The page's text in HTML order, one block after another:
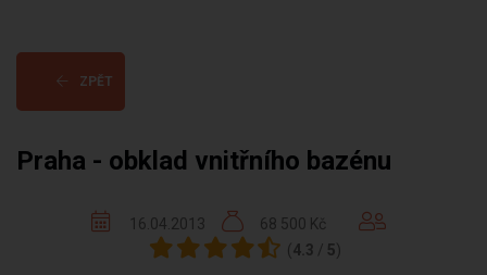
ZPĚT
Praha - obklad vnitřního bazénu
16.04.2013
68 500 Kč
( 4.3 / 5)